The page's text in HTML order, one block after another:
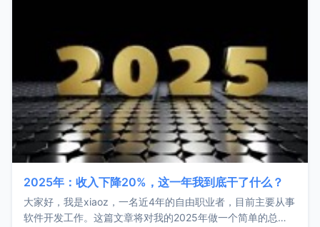
2025年：收入下降20%，这一年我到底干了什么？
大家好，我是xiaoz，一名近4年的自由职业者，目前主要从事
软件开发工作。这篇文章将对我的2025年做一个简单的总